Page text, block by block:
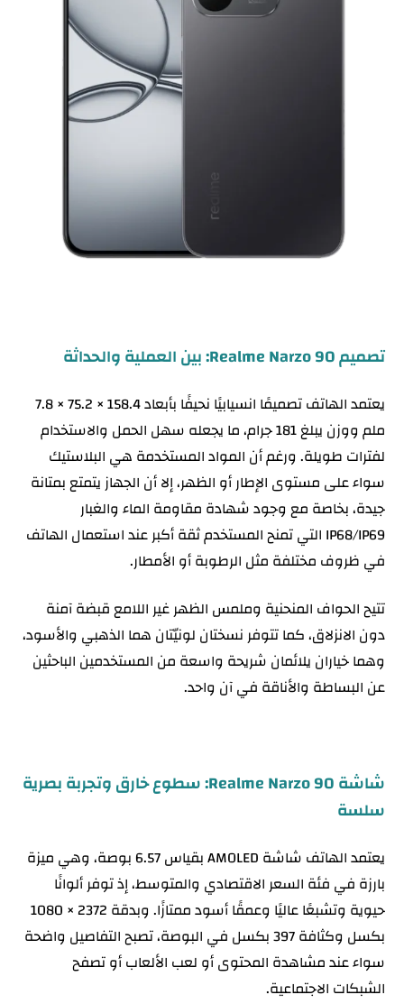
تصميم Realme Narzo 90: بين العملية والحداثة
يعتمد الهاتف تصميمًا انسيابيًا نحيفًا بأبعاد 158.4 × 75.2 × 7.8
ملم ووزن يبلغ 181 جرام، ما يجعله سهل الحمل والاستخدام
لفترات طويلة. ورغم أن المواد المستخدمة هي البلاستيك
سواء على مستوى الإطار أو الظهر، إلا أن الجهاز يتمتع بمتانة
جيدة، بخاصة مع وجود شهادة مقاومة الماء والغبار
IP68/IP69 التي تمنح المستخدم ثقة أكبر عند استعمال الهاتف
في ظروف مختلفة مثل الرطوبة أو الأمطار.
تتيح الحواف المنحنية وملمس الظهر غير اللامع قبضة آمنة
دون الانزلاق، كما تتوفر نسختان لونيّتان هما الذهبي والأسود،
وهما خياران يلائمان شريحة واسعة من المستخدمين الباحثين
عن البساطة والأناقة في آن واحد.
شاشة Realme Narzo 90: سطوع خارق وتجربة بصرية
سلسة
يعتمد الهاتف شاشة AMOLED بقياس 6.57 بوصة، وهي ميزة
بارزة في فئة السعر الاقتصادي والمتوسط، إذ توفر ألوانًا
حيوية وتشبعًا عاليًا وعمقًا أسود ممتازًا. وبدقة 2372 × 1080
بكسل وكثافة 397 بكسل في البوصة، تصبح التفاصيل واضحة
سواء عند مشاهدة المحتوى أو لعب الألعاب أو تصفح
الشبكات الاجتماعية.